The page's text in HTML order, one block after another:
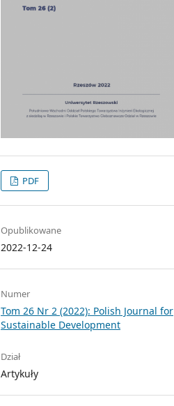
PDF
Opublikowane
2022-12-24
Numer
Tom 26 Nr 2 (2022): Polish Journal for
Sustainable Development
Dział
Artykuły